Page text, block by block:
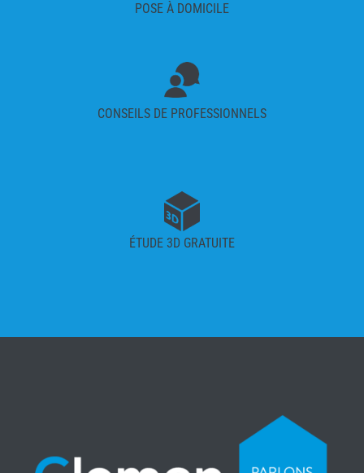
POSE À DOMICILE
CONSEILS DE PROFESSIONNELS
ÉTUDE 3D GRATUITE